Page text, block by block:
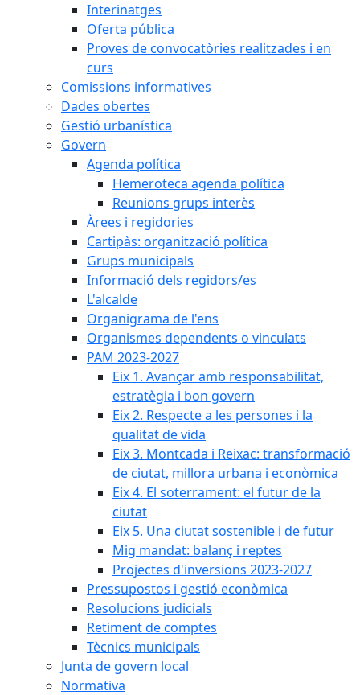
Interinatges
Oferta pública
Proves de convocatòries realitzades i en
curs
Comissions informatives
Dades obertes
Gestió urbanística
Govern
Agenda política
Hemeroteca agenda política
Reunions grups interès
Àrees i regidories
Cartipàs: organització política
Grups municipals
Informació dels regidors/es
L'alcalde
Organigrama de l'ens
Organismes dependents o vinculats
PAM 2023-2027
Eix 1. Avançar amb responsabilitat,
estratègia i bon govern
Eix 2. Respecte a les persones i la
qualitat de vida
Eix 3. Montcada i Reixac: transformació
de ciutat, millora urbana i econòmica
Eix 4. El soterrament: el futur de la
ciutat
Eix 5. Una ciutat sostenible i de futur
Mig mandat: balanç i reptes
Projectes d'inversions 2023-2027
Pressupostos i gestió econòmica
Resolucions judicials
Retiment de comptes
Tècnics municipals
Junta de govern local
Normativa